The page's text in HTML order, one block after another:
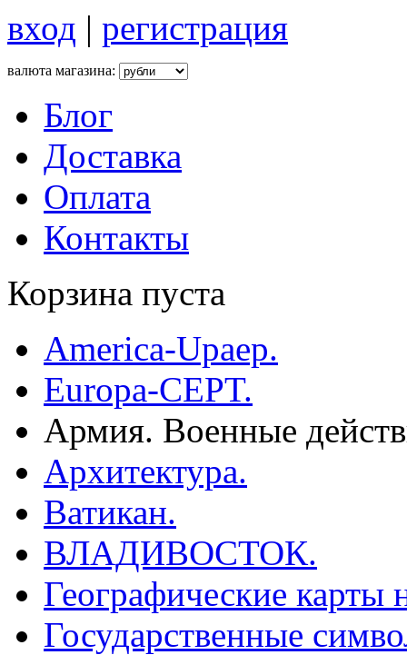
вход | регистрация
валюта магазина:
Блог
Доставка
Оплата
Контакты
Корзина пуста
America-Upaep.
Europa-CEPT.
Армия. Военные
Архитектура.
Ватикан.
ВЛАДИВОСТОК.
Географические карты
Государственные